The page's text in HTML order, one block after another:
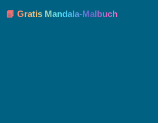
📘 Gratis Mandala-Malbuch